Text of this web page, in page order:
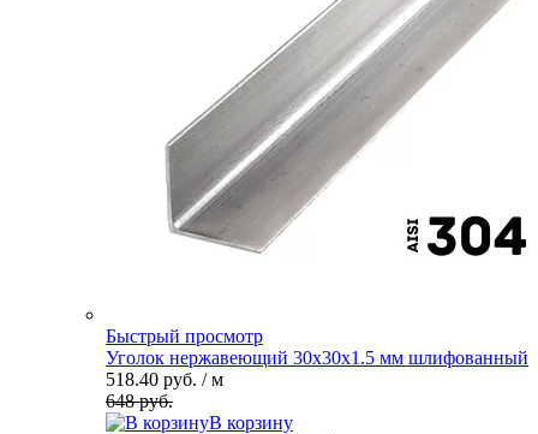
Быстрый просмотр
Уголок нержавеющий 30х30х1.5 мм шлифованный
518.40 руб. / м
648 руб.
В корзину